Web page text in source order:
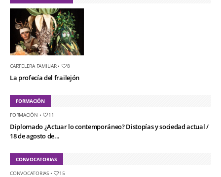
CARTELERA FAMILIAR• 8
La profecía del frailejón
FORMACIÓN
FORMACIÓN • 11
Diplomado ¿Actuar lo contemporáneo? Distopías y sociedad actual /
18 de agosto de...
CONVOCATORIAS
CONVOCATORIAS• 15